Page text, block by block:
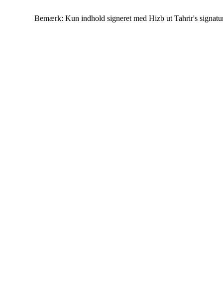
Bemærk: Kun indhold signeret med Hizb ut Tahrir's